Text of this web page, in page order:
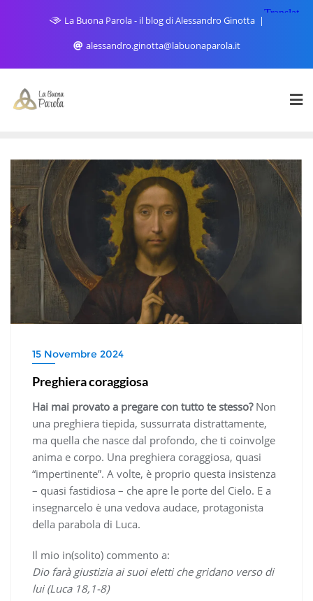
La Buona Parola - il blog di Alessandro Ginotta
alessandro.ginotta@labuonaparola.it
15 Novembre 2024
Preghiera coraggiosa
Hai mai provato a pregare con tutto te stesso?Non
una preghiera tiepida, sussurrata distrattamente,
ma quella che nasce dal profondo, che ti coinvolge
anima e corpo. Una preghiera coraggiosa, quasi
“impertinente”. A volte, è proprio questa insistenza
– quasi fastidiosa – che apre le porte del Cielo. E a
insegnarcelo è una vedova audace, protagonista
della parabola di Luca.
Il mio in(solito) commento a:
Dio farà giustizia ai suoi eletti che gridano verso di
lui (Luca 18,1-8)